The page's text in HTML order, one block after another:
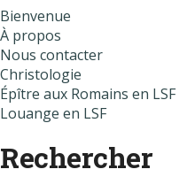
Bienvenue
À propos
Nous contacter
Christologie
Épître aux Romains en LSF
Louange en LSF
Rechercher